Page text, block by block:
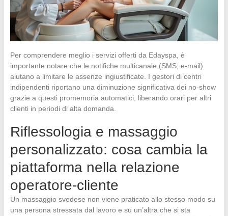
Per comprendere meglio i servizi offerti da Edayspa, è
importante notare che le notifiche multicanale (SMS, e-mail)
aiutano a limitare le assenze ingiustificate. I gestori di centri
indipendenti riportano una diminuzione significativa dei no-show
grazie a questi promemoria automatici, liberando orari per altri
clienti in periodi di alta domanda.
Riflessologia e massaggio
personalizzato: cosa cambia la
piattaforma nella relazione
operatore-cliente
Un massaggio svedese non viene praticato allo stesso modo su
una persona stressata dal lavoro e su un’altra che si sta